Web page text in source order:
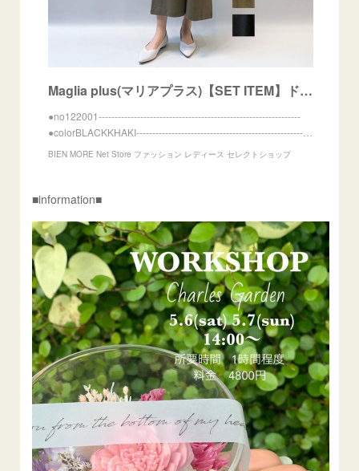
Maglia plus(マリアプラス)【SET ITEM】ドライヴィンテージ ボレロ ワンピース 2023春夏新作 [送料無料] | BIEN MORE Net Store ファッション レディース
●no122001---------------------------------------------------------------
●colorBLACKKHAKI----------------------------------------------------…
BIEN MORE Net Store ファッション レディース セレクトショップ
■information■